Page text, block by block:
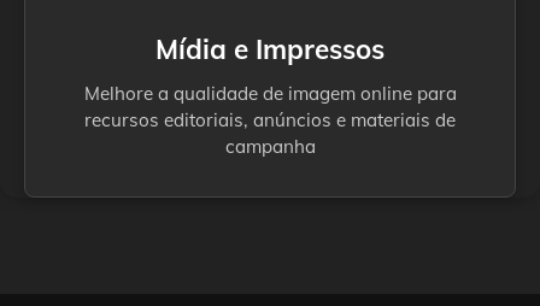
Mídia e Impressos
Melhore a qualidade de imagem online para
recursos editoriais, anúncios e materiais de
campanha